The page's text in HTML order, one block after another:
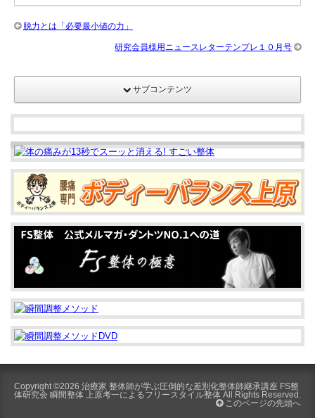
同
調
整
体
は
脱力とは「必要最小値の力」
研究会員様用ニュースレターテンプレ１０月号
サブコンテンツ
Copyright ©2026 治療家 整体師が学ぶ圧倒的な差別化整体師継承講座 FS整
体研究会 瞬間整体 上原考一によるフリースタイル整体 All Rights Reserved.
このページの先頭へ